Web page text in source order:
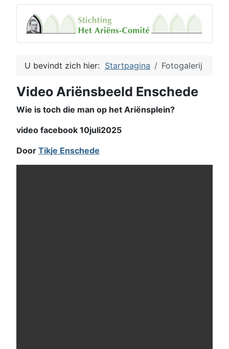
U bevindt zich hier: Startpagina Fotogalerij
Video Ariënsbeeld Enschede
Wie is toch die man op het Ariënsplein?
video facebook 10juli2025
Door Tikje Enschede